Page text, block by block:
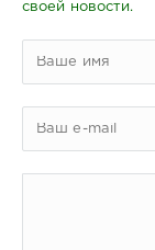
своей новости.